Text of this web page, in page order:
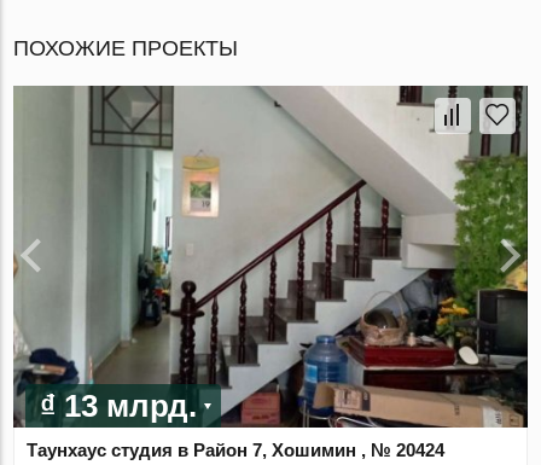
ПОХОЖИЕ ПРОЕКТЫ
₫ 13 млрд.
Таунхаус студия в Район 7, Хошимин , № 20424